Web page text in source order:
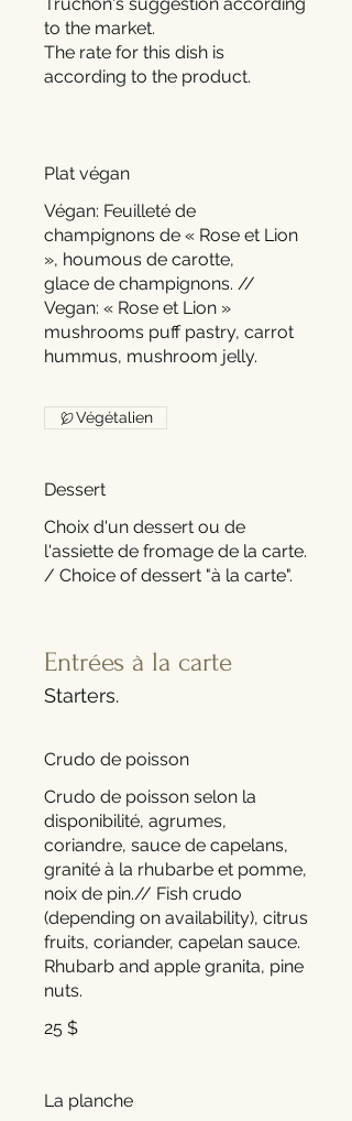
to the market.
The rate for this dish is
according to the product.
Plat végan
Végan: Feuilleté de
champignons de « Rose et Lion
», houmous de carotte,
glace de champignons. //
Vegan: « Rose et Lion »
mushrooms puff pastry, carrot
hummus, mushroom jelly.
Végétalien
Dessert
Choix d'un dessert ou de
l'assiette de fromage de la carte.
/ Choice of dessert "à la carte".
Entrées à la carte
Starters.
Crudo de poisson
Crudo de poisson selon la
disponibilité, agrumes,
coriandre, sauce de capelans,
granité à la rhubarbe et pomme,
noix de pin.// Fish crudo
(depending on availability), citrus
fruits, coriander, capelan sauce.
Rhubarb and apple granita, pine
25 $
La planche